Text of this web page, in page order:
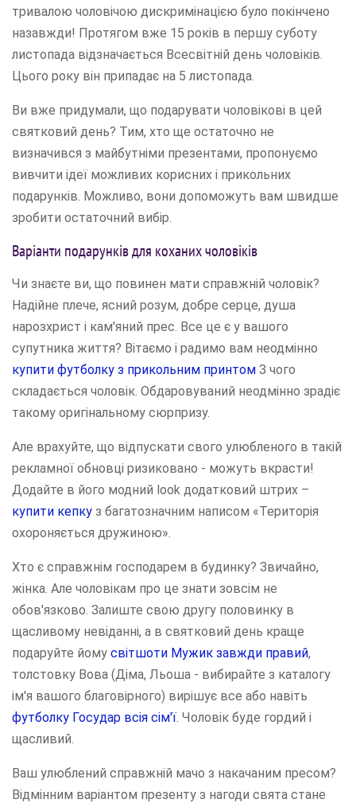
тривалою чоловічою дискримінацією було покінчено
назавжди! Протягом вже 15 років в першу суботу
листопада відзначається Всесвітній день чоловіків.
Цього року він припадає на 5 листопада.
Ви вже придумали, що подарувати чоловікові в цей
святковий день? Тим, хто ще остаточно не
визначився з майбутніми презентами, пропонуємо
вивчити ідеї можливих корисних і прикольних
подарунків. Можливо, вони допоможуть вам швидше
зробити остаточний вибір.
Варіанти подарунків для коханих чоловіків
Чи знаєте ви, що повинен мати справжній чоловік?
Надійне плече, ясний розум, добре серце, душа
нарозхрист і кам'яний прес. Все це є у вашого
супутника життя? Вітаємо і радимо вам неодмінно
купити футболку з прикольним принтом З чого
складається чоловік. Обдаровуваний неодмінно зрадіє
такому оригінальному сюрпризу.
Але врахуйте, що відпускати свого улюбленого в такій
рекламної обновці ризиковано - можуть вкрасти!
Додайте в його модний look додатковий штрих –
купити кепку з багатозначним написом «Територія
охороняється дружиною».
Хто є справжнім господарем в будинку? Звичайно,
жінка. Але чоловікам про це знати зовсім не
обов'язково. Залиште свою другу половинку в
щасливому невіданні, а в святковий день краще
подаруйте йому світшоти Мужик завжди правий,
толстовку Вова (Діма, Льоша - вибирайте з каталогу
ім'я вашого благовірного) вирішує все або навіть
футболку Государ всія сім'ї. Чоловік буде гордий і
щасливий.
Ваш улюблений справжній мачо з накачаним пресом?
Відмінним варіантом презенту з нагоди свята стане